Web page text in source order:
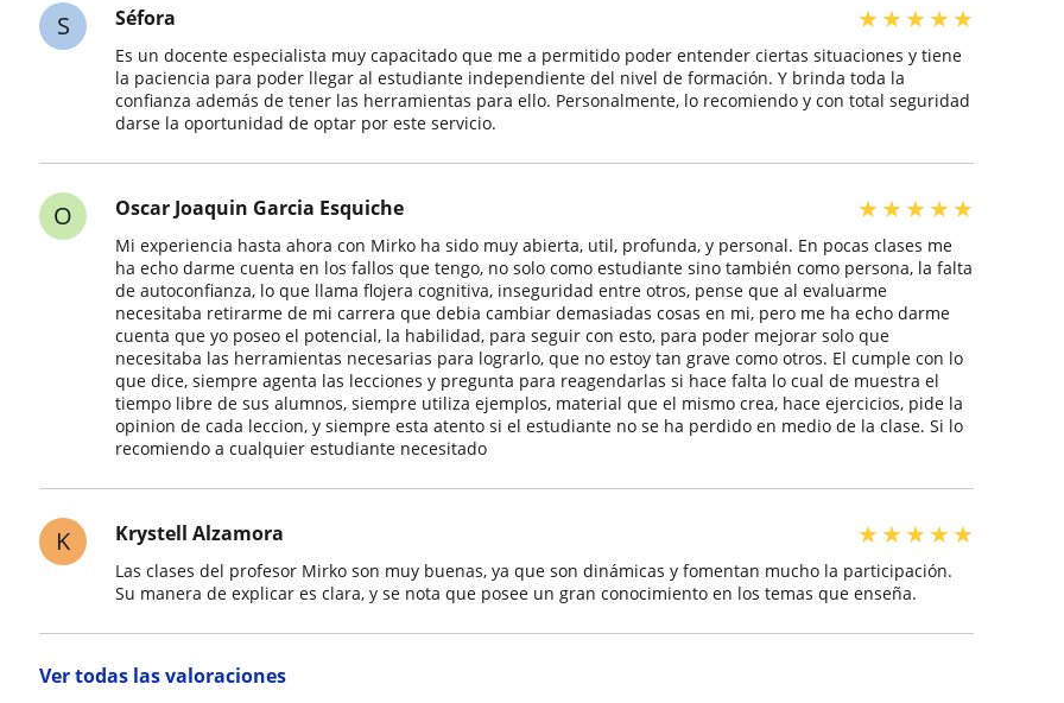
S Séfora ★★★★★
Es un docente especialista muy capacitado que me a permitido poder entender ciertas situaciones y tiene
la paciencia para poder llegar al estudiante independiente del nivel de formación. Y brinda toda la
confianza además de tener las herramientas para ello. Personalmente, lo recomiendo y con total seguridad
darse la oportunidad de optar por este servicio.
O Oscar Joaquin Garcia Esquiche ★★★★★
Mi experiencia hasta ahora con Mirko ha sido muy abierta, util, profunda, y personal. En pocas clases me
ha echo darme cuenta en los fallos que tengo, no solo como estudiante sino también como persona, la falta
de autoconfianza, lo que llama flojera cognitiva, inseguridad entre otros, pense que al evaluarme
necesitaba retirarme de mi carrera que debia cambiar demasiadas cosas en mi, pero me ha echo darme
cuenta que yo poseo el potencial, la habilidad, para seguir con esto, para poder mejorar solo que
necesitaba las herramientas necesarias para lograrlo, que no estoy tan grave como otros. El cumple con lo
que dice, siempre agenta las lecciones y pregunta para reagendarlas si hace falta lo cual de muestra el
tiempo libre de sus alumnos, siempre utiliza ejemplos, material que el mismo crea, hace ejercicios, pide la
opinion de cada leccion, y siempre esta atento si el estudiante no se ha perdido en medio de la clase. Si lo
recomiendo a cualquier estudiante necesitado
K Krystell Alzamora ★★★★★
Las clases del profesor Mirko son muy buenas, ya que son dinámicas y fomentan mucho la participación.
Su manera de explicar es clara, y se nota que posee un gran conocimiento en los temas que enseña.
Ver todas las valoraciones